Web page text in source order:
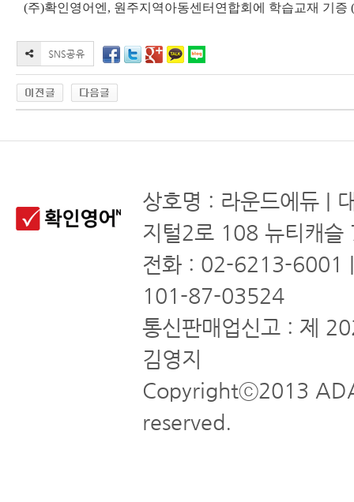
(주)확인영어엔, 원주지역아동센터연합회에 학습교재 기증
상호명 : 라운드에듀 |
지털2로 108 뉴티캐슬
전화 : 02-6213-6001
101-87-03524
통신판매업신고 : 제
김영지
Copyrightⓒ2013
reserved.